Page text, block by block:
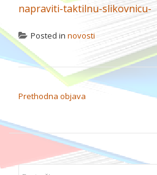
napraviti-taktilnu-slikovnicu-
Posted in novosti
NAVIGACIJA OBJAVA
Prethodna objava